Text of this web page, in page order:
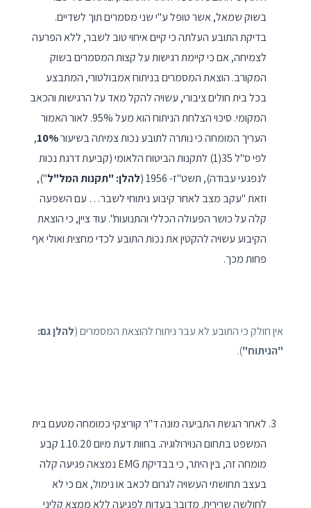
בשוק שמאל, אשר טופל ע"י שני מסמרים תוך לשדיים.
בדיקת התובע העלתה כי קיים איחוי טוב לשבר, ללא הפרעה
לצמיחה, אם כי קיימת רגישות על קצות המסמרים בשוק
המקורב. הוצאת המסמרים בניתוח אמבולטורי, המתבצע
בכל בית חולים ציבורי, עשויה להקל מאד על הרגישות והכאב
המקומי. סיכוי הצלחת הניתוח הוא מעל 95%. לאור האמור
העריך המומחה כי נותרה לתובע נכות צמיתה בשיעור10%
,
לפי ס"ל 35(1) לתקנות הביטוח הלאומי (קביעת דרגת נכות
לנפגעי עבודה), תשט"ז- 1956 (
להלן: "תקנות המל"ל"),
וזאת "עקב מצב לאחר קיבוע ניתוחי לשבר… עם השפעה
קלה על כושר הפעולה הכללי והתנועות". עוד ציין, כי הוצאת
הקיבוע עשויה להקטין את נכות התובע לכדי מחצית ואולי אף
פחות מכך.
אין חולק כי התובע לא עבר ניתוח להוצאת המסמרים (להלן גם:
"הניתוח").
לאחר הגשת התביעה מונה ד"ר קוריצקי כמומחה מטעם בית
המשפט בתחום הנוירולוגיה. בחוות דעת מיום 1.10.20 קבע
מומחה זה, בין היתר, כי בבדיקת EMG נמצאה פגיעה קלה
בעצב תחושתי העשויה לגרום לכאב או נימול, אם כי לא
לחולשה שרירית. מדובר בעדות לפגיעה ללא ממצא קליני